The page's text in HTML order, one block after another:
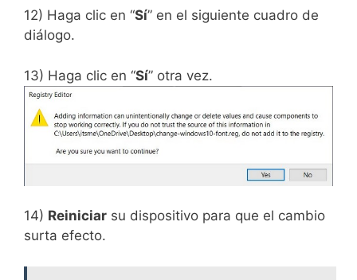
12) Haga clic en “Sí” en el siguiente cuadro de
diálogo.
13) Haga clic en “Sí” otra vez.
14) Reiniciar su dispositivo para que el cambio
surta efecto.